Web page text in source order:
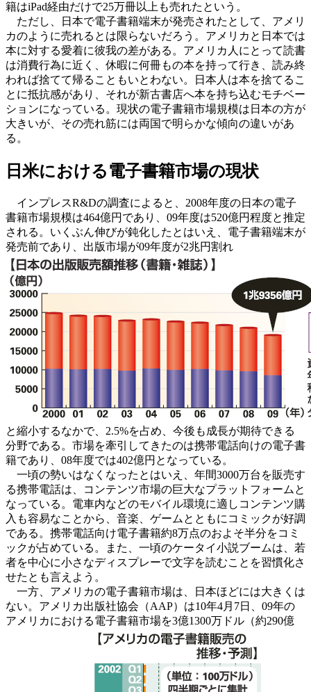
籍はiPad経由だけで25万冊以上も売れたという。
ただし、日本で電子書籍端末が発売されたとして、アメリ
カのように売れるとは限らないだろう。アメリカと日本では
本に対する愛着に彼我の差がある。アメリカ人にとって読書
は消費行為に近く、休暇に何冊もの本を持って行き、読み終
われば捨てて帰ることもいとわない。日本人は本を捨てるこ
とに抵抗感があり、それが新古書店へ本を持ち込むモチベー
ションになっている。現状の電子書籍市場規模は日本の方が
大きいが、その売れ筋には両国で明らかな傾向の違いがあ
る。
日米における電子書籍市場の現状
インプレスR&Dの調査によると、2008年度の日本の電子
書籍市場規模は464億円であり、09年度は520億円程度と推定
される。いくぶん伸びが鈍化したとはいえ、電子書籍端末が
発売前であり、出版市場が09年度が2兆円割れ
と縮小するなかで、2.5%を占め、今後も成長が期待できる
分野である。市場を牽引してきたのは携帯電話向けの電子書
籍であり、08年度では402億円となっている。
一頃の勢いはなくなったとはいえ、年間3000万台を販売す
る携帯電話は、コンテンツ市場の巨大なプラットフォームと
なっている。電車内などのモバイル環境に適しコンテンツ購
入も容易なことから、音楽、ゲームとともにコミックが好調
である。携帯電話向け電子書籍約8万点のおよそ半分をコミ
ックが占めている。また、一頃のケータイ小説ブームは、若
者を中心に小さなディスプレーで文字を読むことを習慣化さ
せたとも言えよう。
一方、アメリカの電子書籍市場は、日本ほどには大きくは
ない。アメリカ出版社協会（AAP）は10年4月7日、09年の
アメリカにおける電子書籍市場を3億1300万ドル（約290億